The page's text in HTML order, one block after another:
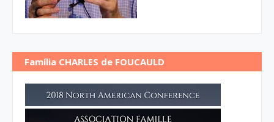
Família CHARLES de FOUCAULD